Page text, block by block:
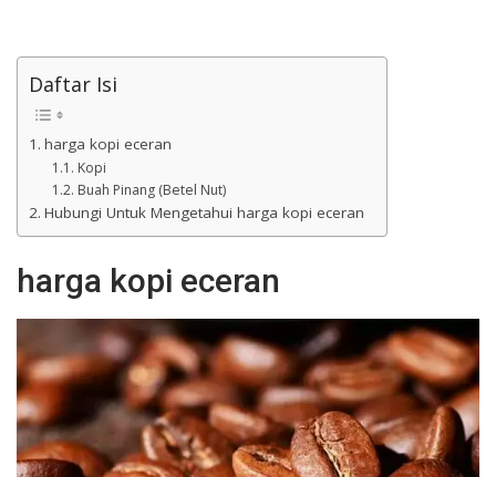
Daftar Isi
harga kopi eceran
Kopi
Buah Pinang (Betel Nut)
Hubungi Untuk Mengetahui harga kopi eceran
harga kopi eceran